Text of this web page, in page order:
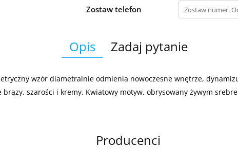
Zostaw telefon
Opis Zadaj pytanie
wzór diametralnie odmienia nowoczesne wnętrze,
szarości i kremy. Kwiatowy motyw, obrysowany żywym
Producenci